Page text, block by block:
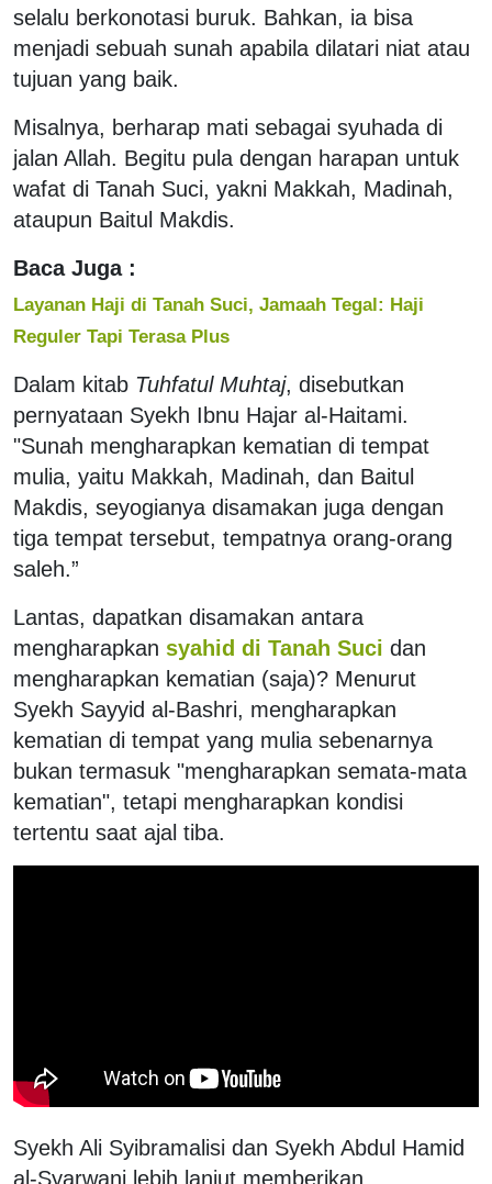
selalu berkonotasi buruk. Bahkan, ia bisa
menjadi sebuah sunah apabila dilatari niat atau
tujuan yang baik.
Misalnya, berharap mati sebagai syuhada di
jalan Allah. Begitu pula dengan harapan untuk
wafat di Tanah Suci, yakni Makkah, Madinah,
ataupun Baitul Makdis.
Baca Juga :
Layanan Haji di Tanah Suci, Jamaah Tegal: Haji
Reguler Tapi Terasa Plus
Dalam kitab Tuhfatul Muhtaj, disebutkan
pernyataan Syekh Ibnu Hajar al-Haitami.
"Sunah mengharapkan kematian di tempat
mulia, yaitu Makkah, Madinah, dan Baitul
Makdis, seyogianya disamakan juga dengan
tiga tempat tersebut, tempatnya orang-orang
saleh.”
Lantas, dapatkan disamakan antara
mengharapkan syahid di Tanah Suci dan
mengharapkan kematian (saja)? Menurut
Syekh Sayyid al-Bashri, mengharapkan
kematian di tempat yang mulia sebenarnya
bukan termasuk "mengharapkan semata-mata
kematian", tetapi mengharapkan kondisi
tertentu saat ajal tiba.
Syekh Ali Syibramalisi dan Syekh Abdul Hamid
al-Syarwani lebih lanjut memberikan